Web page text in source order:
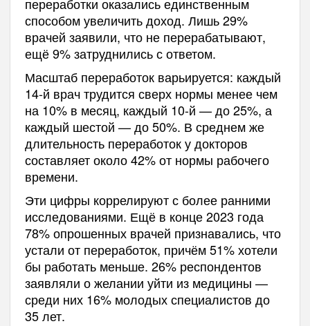
способом увеличить доход. Лишь 29%
врачей заявили, что не перерабатывают,
ещё 9% затруднились с ответом.
Масштаб переработок варьируется: каждый
14-й врач трудится сверх нормы менее чем
на 10% в месяц, каждый 10-й — до 25%, а
каждый шестой — до 50%. В среднем же
длительность переработок у докторов
составляет около 42% от нормы рабочего
времени.
Эти цифры коррелируют с более ранними
исследованиями. Ещё в конце 2023 года
78% опрошенных врачей признавались, что
устали от переработок, причём 51% хотели
бы работать меньше. 26% респондентов
заявляли о желании уйти из медицины —
среди них 16% молодых специалистов до
35 лет.